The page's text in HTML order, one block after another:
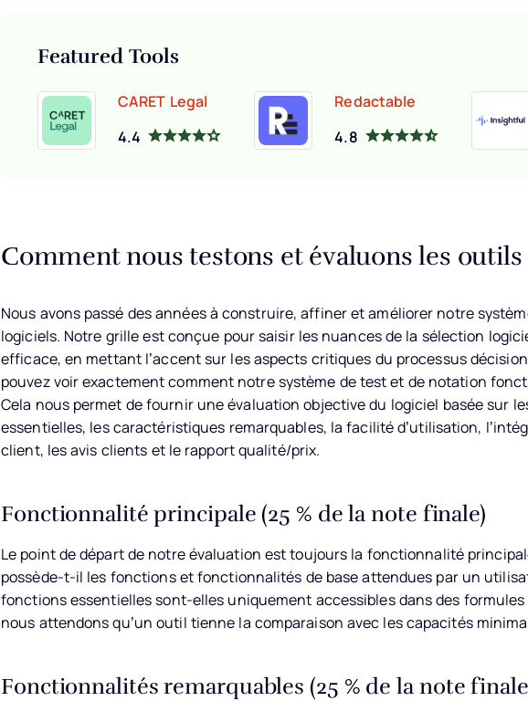
Featured Tools
CARET Legal
4.4
Redactable
4.8
Comment nous testons et évaluons les outils
Nous avons passé des années à construire, affiner et améliorer notre
logiciels. Notre grille est conçue pour saisir les nuances de la sélection
efficace, en mettant l’accent sur les aspects critiques du processus
pouvez voir exactement comment notre système de test et de notation
Cela nous permet de fournir une évaluation objective du logiciel basée sur
essentielles, les caractéristiques remarquables, la facilité d’utilisation,
client, les avis clients et le rapport qualité/prix.
Fonctionnalité principale (25 % de la note finale)
Le point de départ de notre évaluation est toujours la fonctionnalité
possède-t-il les fonctions et fonctionnalités de base attendues par un
fonctions essentielles sont-elles uniquement accessibles dans des formules
nous attendons qu’un outil tienne la comparaison avec les capacités
Fonctionnalités remarquables (25 % de la note